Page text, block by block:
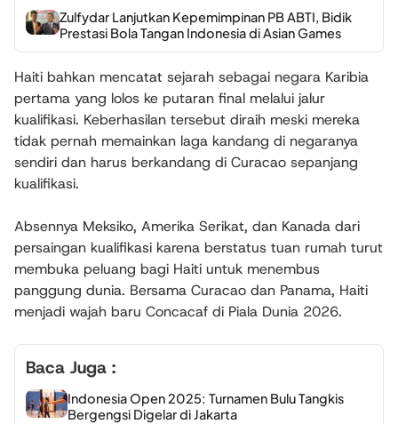
Zulfydar Lanjutkan Kepemimpinan PB ABTI, Bidik
Prestasi Bola Tangan Indonesia di Asian Games
Haiti bahkan mencatat sejarah sebagai negara Karibia
pertama yang lolos ke putaran final melalui jalur
kualifikasi. Keberhasilan tersebut diraih meski mereka
tidak pernah memainkan laga kandang di negaranya
sendiri dan harus berkandang di Curacao sepanjang
kualifikasi.
Absennya Meksiko, Amerika Serikat, dan Kanada dari
persaingan kualifikasi karena berstatus tuan rumah turut
membuka peluang bagi Haiti untuk menembus
panggung dunia. Bersama Curacao dan Panama, Haiti
menjadi wajah baru Concacaf di Piala Dunia 2026.
Baca Juga :
Indonesia Open 2025: Turnamen Bulu Tangkis
Bergengsi Digelar di Jakarta